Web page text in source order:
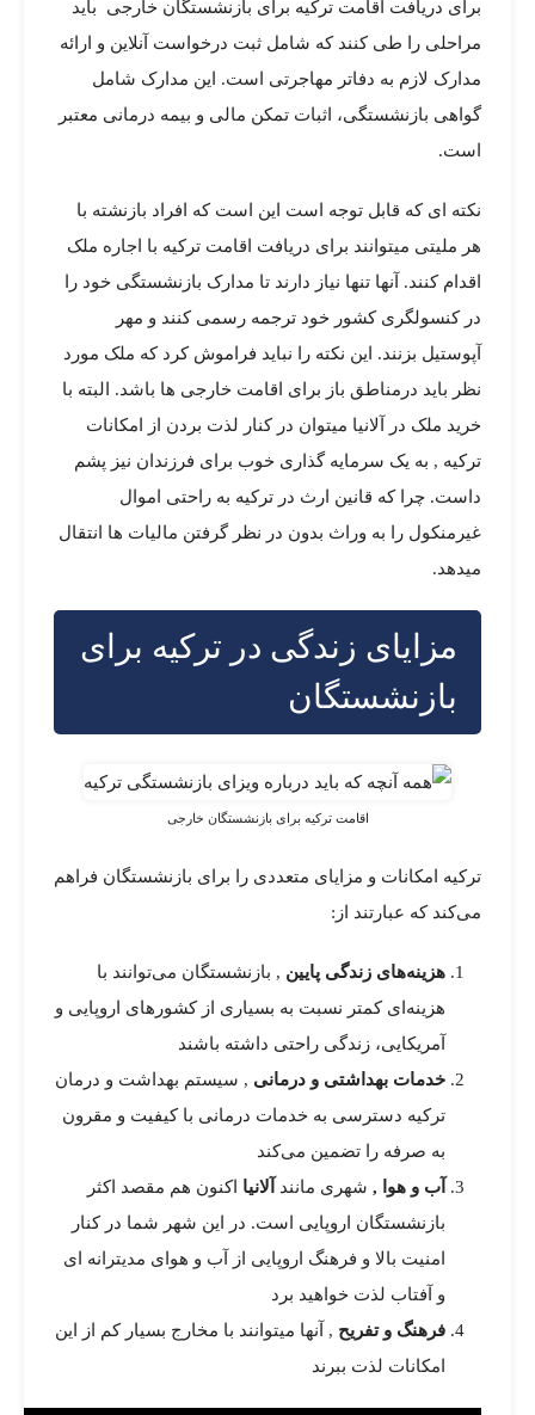
برای دریافت اقامت ترکیه برای بازنشستگان خارجی باید
مراحلی را طی کنند که شامل ثبت درخواست آنلاین و ارائه
مدارک لازم به دفاتر مهاجرتی است. این مدارک شامل
گواهی بازنشستگی، اثبات تمکن مالی و بیمه درمانی معتبر
است.
نکته ای که قابل توجه است این است که افراد بازنشته با
هر ملیتی میتوانند برای دریافت اقامت ترکیه با اجاره ملک
اقدام کنند. آنها تنها نیاز دارند تا مدارک بازنشستگی خود را
در کنسولگری کشور خود ترجمه رسمی کنند و مهر
آپوستیل بزنند. این نکته را نباید فراموش کرد که ملک مورد
نظر باید درمناطق باز برای اقامت خارجی ها باشد. البته با
خرید ملک در آلانیا میتوان در کنار لذت بردن از امکانات
ترکیه , به یک سرمایه گذاری خوب برای فرزندان نیز پشم
داست. چرا که قانین ارث در ترکیه به راحتی اموال
غیرمنکول را به وراث بدون در نظر گرفتن مالیات ها انتقال
میدهد.
مزایای زندگی در ترکیه برای
بازنشستگان
اقامت ترکیه برای بازنشستگان خارجی
ترکیه امکانات و مزایای متعددی را برای بازنشستگان فراهم
می‌کند که عبارتند از:
هزینه‌های زندگی پایین , بازنشستگان می‌توانند با
هزینه‌ای کمتر نسبت به بسیاری از کشورهای اروپایی و
آمریکایی، زندگی راحتی داشته باشند
خدمات بهداشتی و درمانی , سیستم بهداشت و درمان
ترکیه دسترسی به خدمات درمانی با کیفیت و مقرون
به صرفه را تضمین می‌کند
آب و هوا , شهری مانند آلانیا اکنون هم مقصد اکثر
بازنشستگان اروپایی است. در این شهر شما در کنار
امنیت بالا و فرهنگ اروپایی از آب و هوای مدیترانه ای
و آفتاب لذت خواهید برد
فرهنگ و تفریح , آنها میتوانند با مخارج بسیار کم از این
امکانات لذت ببرند